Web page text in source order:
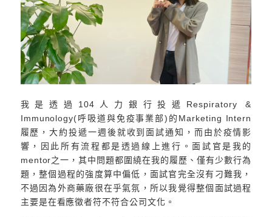
我是透過104人力銀行投遞Respiratory &
Immunology(呼吸道與免疫事業部)的Marketing Intern
履歷，大約投遞一週後就收到面試通知，而由於疫情影
響，因此所有流程都是透過線上進行。面試官是我的
mentor之一，其中問題都圍繞在我的履歷、僅有少數行為
題，整個過程的強度算中偏低，面試官完全沒有刁難我，
不過因為外商藥廠很在乎氣氛，所以我覺得整個面試過程
主要是在看應徵者符不符合公司文化。